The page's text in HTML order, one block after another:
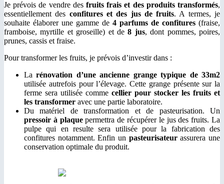
Je prévois de vendre des fruits frais et des produits transformés,
essentiellement des confitures et des jus de fruits. A termes, je
souhaite élaborer une gamme de 4 parfums de confitures (fraise,
framboise, myrtille et groseille) et de8 jus, dont pommes, poires,
prunes, cassis et fraise.
Pour transformer les fruits, je prévois d’investir dans :
Larénovation d’une ancienne grange typique de 33m2
utilisée autrefois pour l’élevage. Cette grange présente sur la
ferme sera utilisée comme cellier pour stocker les fruits et
les transformer avec une partie laboratoire.
Du matériel de transformation et de pasteurisation. Un
pressoir à plaquepermettra de récupérer le jus des fruits. La
pulpe qui en resulte sera utilisée pour la fabrication des
confitures notamment. Enfin un pasteurisateurassurera une
conservation optimale du produit.